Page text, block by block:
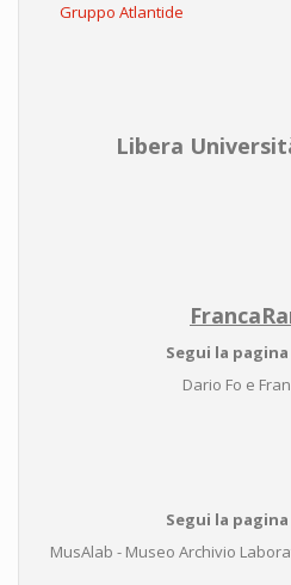
Gruppo Atlantide
Libera
Segui la
Dario Fo e
Segui la
MusAlab - Museo Archivio